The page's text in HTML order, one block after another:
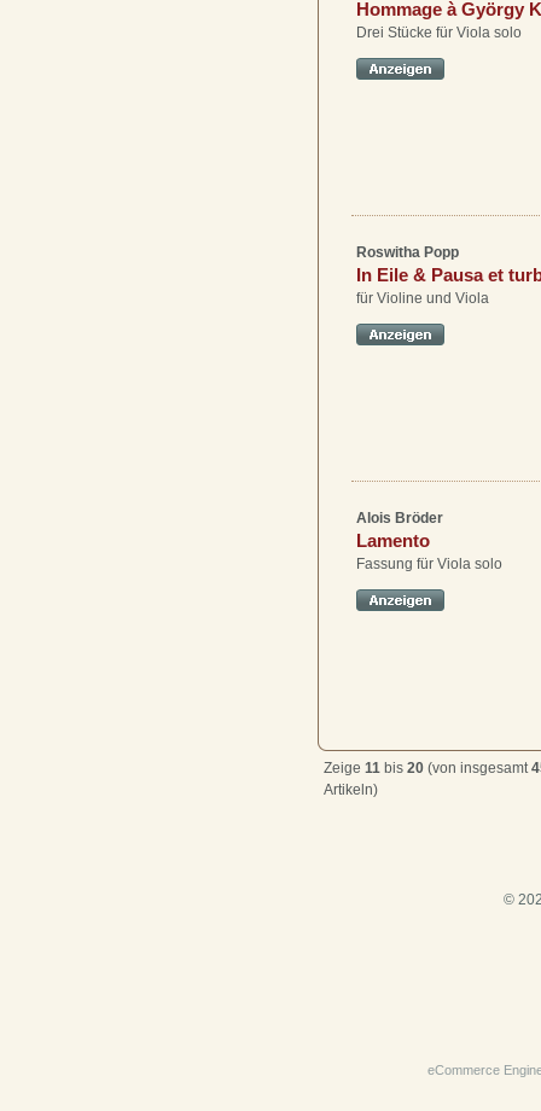
Hommage à György
Drei Stücke für Viola solo
Roswitha Popp
In Eile & Pausa et
für Violine und Viola
Alois Bröder
Lamento
Fassung für Viola solo
Zeige 11 bis 20 (von insgesamt
Artikeln)
©
eCommerce